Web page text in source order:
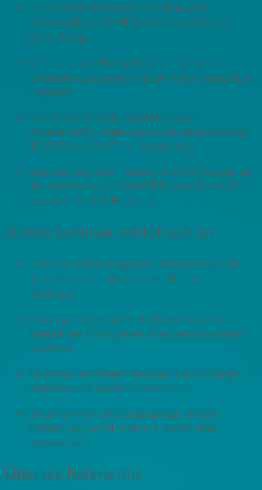
KI Probleme: Diskussion von Bias und
Halluzinationen in KI-Systemen und deren
Auswirkungen.
KI steuern mit Prompting: Techniken und
Methoden zur Steuerung von KI durch gezielte
Eingaben.
Rechtliche Aspekte: Überblick über
Urheberrecht, Datenschutz Grundverordnung
(DSGVO) und die EU KI Verordnung.
Demonstrationen: Praktische Vorführungen an
der Oberfläche von ChatGPT+ und Microsoft
Copilot in MS365 Business.
Dieses Seminar richtet sich an
Kleinere und mittelgroße Unternehmen, die
Grundwissen im Bereich der KI erwerben
möchten.
Einsteigerinnen, die erste Kenntnisse im
Bereich der Künstlichen Intelligenz erwerben
möchten.
Personen mit Vorkenntnissen, die ihr Wissen
vertiefen und erweitern möchten.
Unternehmen und Selbständige, die die
Einführung von KI Nutzung planen oder
vorbereiten.
Über die Referentin